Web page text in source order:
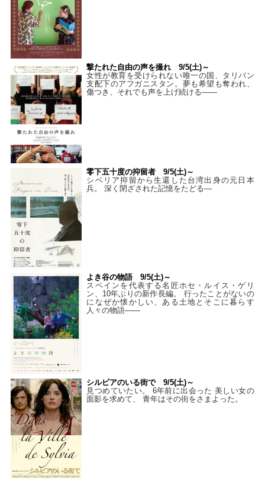
撃たれた自由の声を撮れ 9/5(土)～
女性が教育を受けられない唯一の国、タリバン
支配下のアフガニスタン。夢も希望も奪われ、
傷つき、それでも声を上げ続ける——
零下五十度の抑留者 9/5(土)～
シベリア抑留から生還した台湾出身の元日本
兵。 深く閉ざされた記憶をたどる—
よき谷の物語 9/5(土)～
スペインを代表する名匠ホセ・ルイス・ゲリ
ン、10年ぶりの新作長編。 行ったことがないの
になぜか懐かしい、ある土地とそこに暮らす
人々の物語――
シルビアのいる街で 9/5(土)～
見つめていたい。 6年前に出会った 美しい女の
面影を求めて、 青年はその街をさまよった。